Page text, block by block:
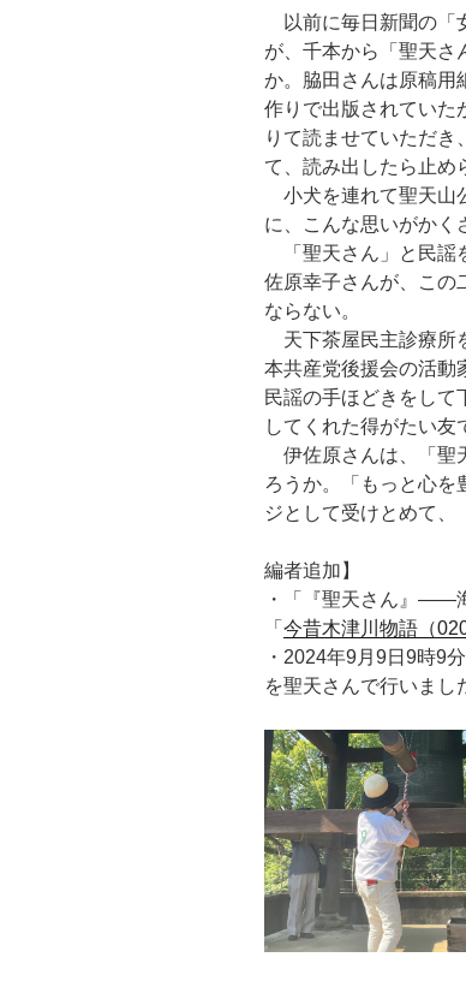
以前に毎日新聞の「
が、千本から「聖天さ
か。脇田さんは原稿用
作りで出版されていた
りて読ませていただ
て、読み出したら止め
小犬を連れて聖天山
に、こんな思いがかく
「聖天さん」と民謡
佐原幸子さんが、この
ならない。
天下茶屋民主診療所
本共産党後援会の活動
民謡の手ほどきをして
してくれた得がたい友
伊佐原さんは、「聖
ろうか。「もっと心
ジとして受けとめて、
編者追加】
・「『聖天さん』——
「 今昔木津川物語（020
・2024年9月9日9時9
を聖天さんで行いまし